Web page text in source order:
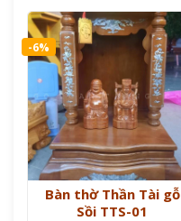
-6%
Bàn thờ Thần Tài gỗ
Sồi TTS-01